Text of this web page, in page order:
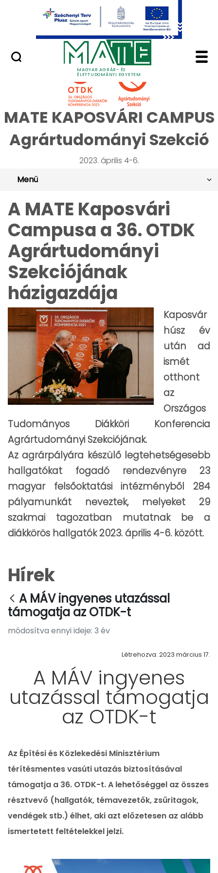
Ugrás a fő tartalomhoz
MAGYAR AGRÁR- ÉS
ÉLETTUDOMÁNYI EGYETEM
Minőségügy
A MÁV ingyenes
MATE KAPOSVÁRI CAMPUS
Agrártudományi Szekció
2023. április 4-6.
Menü
A MATE Kaposvári
Campusa a 36. OTDK
Agrártudományi
Szekciójának
házigazdája
Kaposvár
húsz év
után ad
ismét
otthont
az
Országos
Tudományos Diákköri Konferencia
Agrártudományi Szekciójának.
Az agrárpályára készülő legtehetségesebb
hallgatókat fogadó rendezvényre 23
magyar felsőoktatási intézményből 284
pályamunkát neveztek, melyeket 29
szakmai tagozatban mutatnak be a
diákkörös hallgatók 2023. április 4-6. között.
Hírek
A MÁV ingyenes utazással
támogatja az OTDK-t
módosítva ennyi ideje: 3 év
Létrehozva: 2023 március 17.
A MÁV ingyenes
utazással támogatja
az OTDK-t
Az Építési és Közlekedési Minisztérium
térítésmentes vasúti utazás biztosításával
támogatja a 36. OTDK-t. A lehetőséggel az összes
résztvevő (hallgatók, témavezetők, zsűritagok,
vendégek stb.) élhet, aki azt előzetesen az alább
ismertetett feltételekkel jelzi.